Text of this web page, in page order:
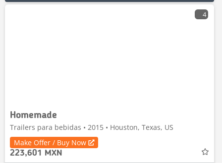
4
Homemade
Trailers para bebidas • 2015 • Houston, Texas, US
Make Offer / Buy Now
223,601 MXN